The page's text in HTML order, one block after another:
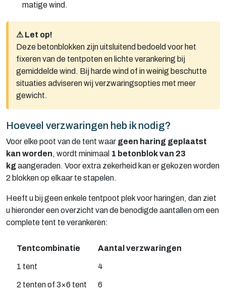
matige wind.
⚠ Let op!
Deze betonblokken zijn uitsluitend bedoeld voor het
fixeren van de tentpoten en lichte verankering bij
gemiddelde wind. Bij harde wind of in weinig beschutte
situaties adviseren wij verzwaringsopties met meer
gewicht.
Hoeveel verzwaringen heb ik nodig?
Voor elke poot van de tent waar geen haring geplaatst
kan worden, wordt minimaal 1 betonblok van 23
kgaangeraden. Voor extra zekerheid kan er gekozen worden
2 blokken op elkaar te stapelen.
Heeft u bij geen enkele tentpoot plek voor haringen, dan ziet
u hieronder een overzicht van de benodigde aantallen om een
complete tent te verankeren:
Tentcombinatie Aantal verzwaringen
1 tent 4
2 tenten of 3×6 tent 6